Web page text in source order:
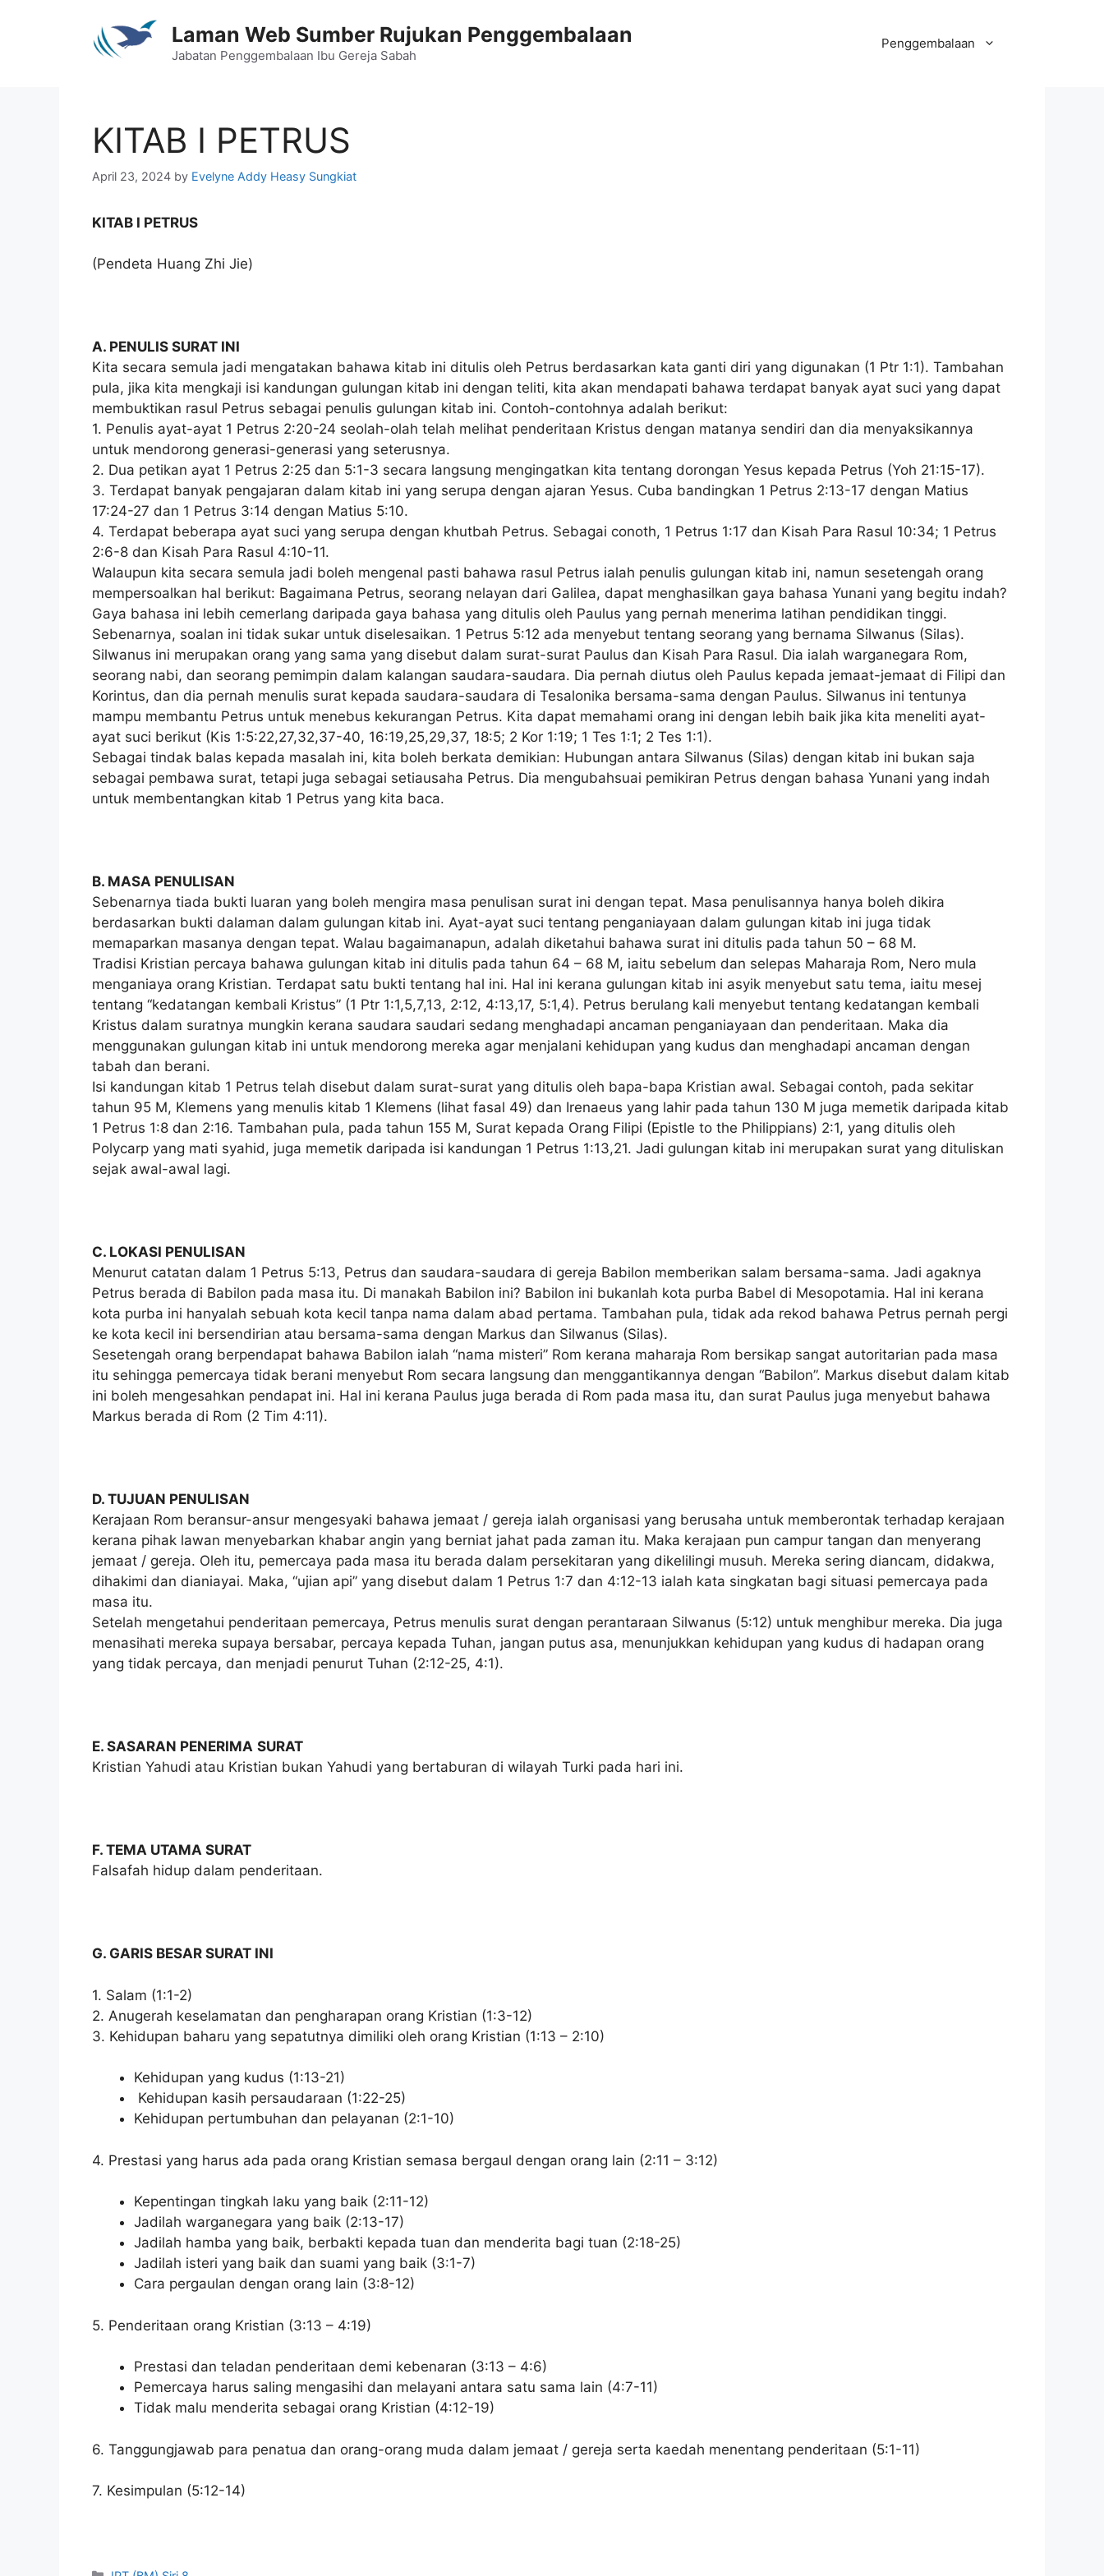
Laman Web Sumber Rujukan Penggembalaan
Jabatan Penggembalaan Ibu Gereja Sabah
Penggembalaan
KITAB I PETRUS
April 23, 2024 by Evelyne Addy Heasy Sungkiat
KITAB I PETRUS
(Pendeta Huang Zhi Jie)
A. PENULIS SURAT INI
Kita secara semula jadi mengatakan bahawa kitab ini ditulis oleh Petrus berdasarkan kata ganti diri yang digunakan (1 Ptr 1:1). Tambahan
pula, jika kita mengkaji isi kandungan gulungan kitab ini dengan teliti, kita akan mendapati bahawa terdapat banyak ayat suci yang dapat
membuktikan rasul Petrus sebagai penulis gulungan kitab ini. Contoh-contohnya adalah berikut:
1. Penulis ayat-ayat 1 Petrus 2:20-24 seolah-olah telah melihat penderitaan Kristus dengan matanya sendiri dan dia menyaksikannya
untuk mendorong generasi-generasi yang seterusnya.
2. Dua petikan ayat 1 Petrus 2:25 dan 5:1-3 secara langsung mengingatkan kita tentang dorongan Yesus kepada Petrus (Yoh 21:15-17).
3. Terdapat banyak pengajaran dalam kitab ini yang serupa dengan ajaran Yesus. Cuba bandingkan 1 Petrus 2:13-17 dengan Matius
17:24-27 dan 1 Petrus 3:14 dengan Matius 5:10.
4. Terdapat beberapa ayat suci yang serupa dengan khutbah Petrus. Sebagai conoth, 1 Petrus 1:17 dan Kisah Para Rasul 10:34; 1 Petrus
2:6-8 dan Kisah Para Rasul 4:10-11.
Walaupun kita secara semula jadi boleh mengenal pasti bahawa rasul Petrus ialah penulis gulungan kitab ini, namun sesetengah orang
mempersoalkan hal berikut: Bagaimana Petrus, seorang nelayan dari Galilea, dapat menghasilkan gaya bahasa Yunani yang begitu indah?
Gaya bahasa ini lebih cemerlang daripada gaya bahasa yang ditulis oleh Paulus yang pernah menerima latihan pendidikan tinggi.
Sebenarnya, soalan ini tidak sukar untuk diselesaikan. 1 Petrus 5:12 ada menyebut tentang seorang yang bernama Silwanus (Silas).
Silwanus ini merupakan orang yang sama yang disebut dalam surat-surat Paulus dan Kisah Para Rasul. Dia ialah warganegara Rom,
seorang nabi, dan seorang pemimpin dalam kalangan saudara-saudara. Dia pernah diutus oleh Paulus kepada jemaat-jemaat di Filipi dan
Korintus, dan dia pernah menulis surat kepada saudara-saudara di Tesalonika bersama-sama dengan Paulus. Silwanus ini tentunya
mampu membantu Petrus untuk menebus kekurangan Petrus. Kita dapat memahami orang ini dengan lebih baik jika kita meneliti ayat-
ayat suci berikut (Kis 1:5:22,27,32,37-40, 16:19,25,29,37, 18:5; 2 Kor 1:19; 1 Tes 1:1; 2 Tes 1:1).
Sebagai tindak balas kepada masalah ini, kita boleh berkata demikian: Hubungan antara Silwanus (Silas) dengan kitab ini bukan saja
sebagai pembawa surat, tetapi juga sebagai setiausaha Petrus. Dia mengubahsuai pemikiran Petrus dengan bahasa Yunani yang indah
untuk membentangkan kitab 1 Petrus yang kita baca.
B. MASA PENULISAN
Sebenarnya tiada bukti luaran yang boleh mengira masa penulisan surat ini dengan tepat. Masa penulisannya hanya boleh dikira
berdasarkan bukti dalaman dalam gulungan kitab ini. Ayat-ayat suci tentang penganiayaan dalam gulungan kitab ini juga tidak
memaparkan masanya dengan tepat. Walau bagaimanapun, adalah diketahui bahawa surat ini ditulis pada tahun 50 – 68 M.
Tradisi Kristian percaya bahawa gulungan kitab ini ditulis pada tahun 64 – 68 M, iaitu sebelum dan selepas Maharaja Rom, Nero mula
menganiaya orang Kristian. Terdapat satu bukti tentang hal ini. Hal ini kerana gulungan kitab ini asyik menyebut satu tema, iaitu mesej
tentang “kedatangan kembali Kristus” (1 Ptr 1:1,5,7,13, 2:12, 4:13,17, 5:1,4). Petrus berulang kali menyebut tentang kedatangan kembali
Kristus dalam suratnya mungkin kerana saudara saudari sedang menghadapi ancaman penganiayaan dan penderitaan. Maka dia
menggunakan gulungan kitab ini untuk mendorong mereka agar menjalani kehidupan yang kudus dan menghadapi ancaman dengan
tabah dan berani.
Isi kandungan kitab 1 Petrus telah disebut dalam surat-surat yang ditulis oleh bapa-bapa Kristian awal. Sebagai contoh, pada sekitar
tahun 95 M, Klemens yang menulis kitab 1 Klemens (lihat fasal 49) dan Irenaeus yang lahir pada tahun 130 M juga memetik daripada kitab
1 Petrus 1:8 dan 2:16. Tambahan pula, pada tahun 155 M, Surat kepada Orang Filipi (Epistle to the Philippians) 2:1, yang ditulis oleh
Polycarp yang mati syahid, juga memetik daripada isi kandungan 1 Petrus 1:13,21. Jadi gulungan kitab ini merupakan surat yang dituliskan
sejak awal-awal lagi.
C. LOKASI PENULISAN
Menurut catatan dalam 1 Petrus 5:13, Petrus dan saudara-saudara di gereja Babilon memberikan salam bersama-sama. Jadi agaknya
Petrus berada di Babilon pada masa itu. Di manakah Babilon ini? Babilon ini bukanlah kota purba Babel di Mesopotamia. Hal ini kerana
kota purba ini hanyalah sebuah kota kecil tanpa nama dalam abad pertama. Tambahan pula, tidak ada rekod bahawa Petrus pernah pergi
ke kota kecil ini bersendirian atau bersama-sama dengan Markus dan Silwanus (Silas).
Sesetengah orang berpendapat bahawa Babilon ialah “nama misteri” Rom kerana maharaja Rom bersikap sangat autoritarian pada masa
itu sehingga pemercaya tidak berani menyebut Rom secara langsung dan menggantikannya dengan “Babilon”. Markus disebut dalam kitab
ini boleh mengesahkan pendapat ini. Hal ini kerana Paulus juga berada di Rom pada masa itu, dan surat Paulus juga menyebut bahawa
Markus berada di Rom (2 Tim 4:11).
D. TUJUAN PENULISAN
Kerajaan Rom beransur-ansur mengesyaki bahawa jemaat / gereja ialah organisasi yang berusaha untuk memberontak terhadap kerajaan
kerana pihak lawan menyebarkan khabar angin yang berniat jahat pada zaman itu. Maka kerajaan pun campur tangan dan menyerang
jemaat / gereja. Oleh itu, pemercaya pada masa itu berada dalam persekitaran yang dikelilingi musuh. Mereka sering diancam, didakwa,
dihakimi dan dianiayai. Maka, “ujian api” yang disebut dalam 1 Petrus 1:7 dan 4:12-13 ialah kata singkatan bagi situasi pemercaya pada
masa itu.
Setelah mengetahui penderitaan pemercaya, Petrus menulis surat dengan perantaraan Silwanus (5:12) untuk menghibur mereka. Dia juga
menasihati mereka supaya bersabar, percaya kepada Tuhan, jangan putus asa, menunjukkan kehidupan yang kudus di hadapan orang
yang tidak percaya, dan menjadi penurut Tuhan (2:12-25, 4:1).
E. SASARAN PENERIMA SURAT
Kristian Yahudi atau Kristian bukan Yahudi yang bertaburan di wilayah Turki pada hari ini.
F. TEMA UTAMA SURAT
Falsafah hidup dalam penderitaan.
G. GARIS BESAR SURAT INI
1. Salam (1:1-2)
2. Anugerah keselamatan dan pengharapan orang Kristian (1:3-12)
3. Kehidupan baharu yang sepatutnya dimiliki oleh orang Kristian (1:13 – 2:10)
Kehidupan yang kudus (1:13-21)
Kehidupan kasih persaudaraan (1:22-25)
Kehidupan pertumbuhan dan pelayanan (2:1-10)
4. Prestasi yang harus ada pada orang Kristian semasa bergaul dengan orang lain (2:11 – 3:12)
Kepentingan tingkah laku yang baik (2:11-12)
Jadilah warganegara yang baik (2:13-17)
Jadilah hamba yang baik, berbakti kepada tuan dan menderita bagi tuan (2:18-25)
Jadilah isteri yang baik dan suami yang baik (3:1-7)
Cara pergaulan dengan orang lain (3:8-12)
5. Penderitaan orang Kristian (3:13 – 4:19)
Prestasi dan teladan penderitaan demi kebenaran (3:13 – 4:6)
Pemercaya harus saling mengasihi dan melayani antara satu sama lain (4:7-11)
Tidak malu menderita sebagai orang Kristian (4:12-19)
6. Tanggungjawab para penatua dan orang-orang muda dalam jemaat / gereja serta kaedah menentang penderitaan (5:1-11)
7. Kesimpulan (5:12-14)